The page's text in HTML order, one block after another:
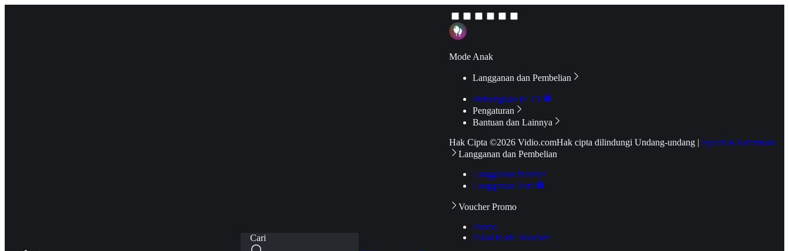
Cari
Mode Anak
Langganan dan Pembelian
Hubungkan ke TV
Pengaturan
Bantuan dan Lainnya
Hak Cipta ©2026 Vidio.comHak cipta dilindungi Undang-undang | Syarat & Ketentuan
Langganan dan Pembelian
Langganan Premier
Langganan Aktif
Voucher Promo
Promo
Pakai Kode Voucher